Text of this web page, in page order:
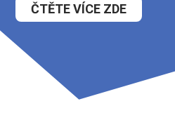
ČTĚTE VÍCE ZDE